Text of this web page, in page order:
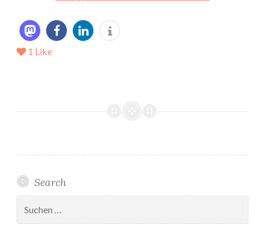
1 Like
Search
nach: